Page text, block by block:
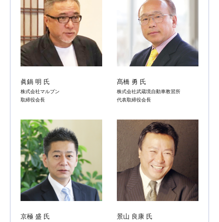
眞鍋 明 氏
株式会社マルブン
取締役会長
髙橋 勇 氏
株式会社武蔵境自動車教習所
代表取締役会長
京極 盛 氏 景山 良康 氏